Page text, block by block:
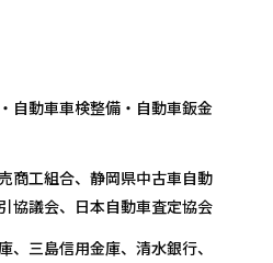
自動車車検整備・自動車鈑金
商工組合、静岡県中古車自動
協議会、日本自動車査定協会
、三島信用金庫、清水銀行、